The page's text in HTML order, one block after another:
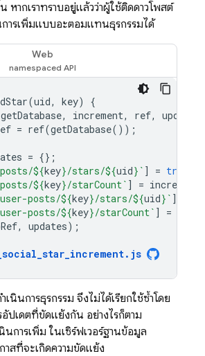
หากเราทราบอยู่แล้วว่าผู้ใช้ติดดาวโพสต์
การเพิ่มแบบอะตอมแทนธุรกรรมได้
Web
(uid, key)
{
getDatabase, increment, ref, update
= ref(getDatabase());
= {};
${key}/stars/${uid} ` ] = true
${key}/starCount` ] = increment
posts/${key}/stars/${uid} ` ]
posts/${key}/starCount` ] =
, updates);
. js
เนินการธุรกรรม จึงไม่ได้เรียกใช้ซ้ำโดย
ปเดตที่ขัดแย้งกัน อย่างไรก็ตาม
นการเพิ่ม ในเซิร์ฟเวอร์ฐานข้อมูล
าสที่จะเกิดความขัดแย้ง